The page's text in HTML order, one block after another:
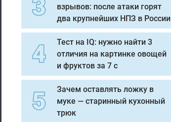
взрывов: после атаки горят
два крупнейших НПЗ в России
Тест на IQ: нужно найти 3
отличия на картинке овощей
и фруктов за 7 с
Зачем оставлять ложку в
муке — старинный кухонный
трюк